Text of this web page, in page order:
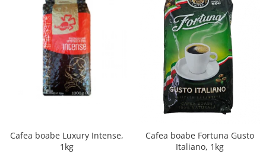
Cafea boabe Luxury Intense,
1kg
Cafea boabe Fortuna Gusto
Italiano, 1kg